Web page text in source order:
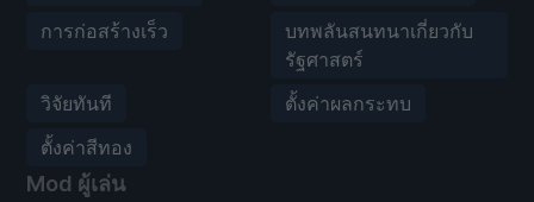
การก่อสร้างเร็ว
บทพลันสนทนาเกี่ยวกับ
รัฐศาสตร์
วิจัยทันที
ตั้งค่าผลกระทบ
ตั้งค่าสีทอง
Mod ผู้เล่น